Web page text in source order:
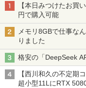
4
【本日みつけたお買
円で購入可能
メモリ8GBで仕事な
りました
格安の「DeepSeek
【西川和久の不定期コ
超小型11LにRTX